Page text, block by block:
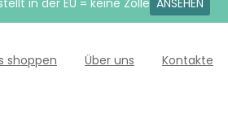
in der EU = keine Zölle ANSEHEN
shoppen Über uns Kontakte